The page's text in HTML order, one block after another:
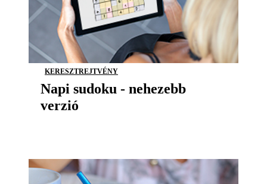
KERESZTREJTVÉNY
Napi sudoku - nehezebb
verzió